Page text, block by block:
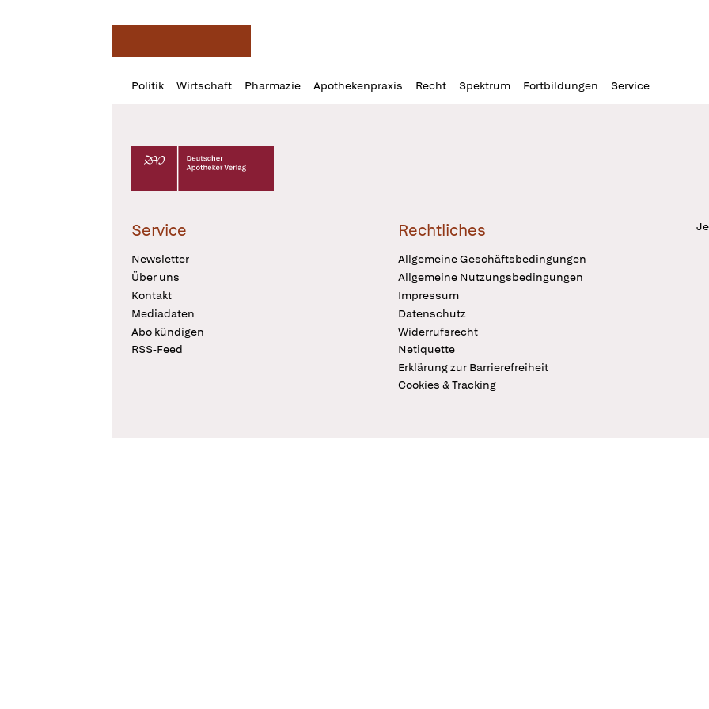
Politik Wirtschaft Pharmazie Apothekenpraxis Recht Spektrum Fortbildungen Service
Profil
öffnen
Daz
Pur
Deutscher Apotheker Verlag Logo
Service
Newsletter
Über uns
Kontakt
Mediadaten
Abo kündigen
RSS-Feed
Rechtliches
Allgemeine Geschäftsbedingungen
Allgemeine Nutzungsbedingungen
Impressum
Datenschutz
Widerrufsrecht
Netiquette
Erklärung zur Barrierefreiheit
Cookies & Tracking